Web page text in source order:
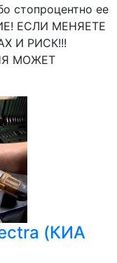
стопроцентно ее
ЕСЛИ МЕНЯЕТЕ
И РИСК!!!
МОЖЕТ
(КИА